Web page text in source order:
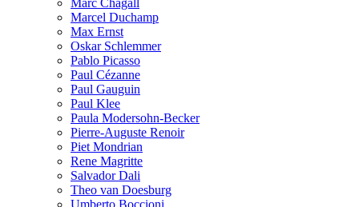
Marc Chagall
Marcel Duchamp
Max Ernst
Oskar Schlemmer
Pablo Picasso
Paul Cézanne
Paul Gauguin
Paul Klee
Paula Modersohn-Becker
Pierre-Auguste Renoir
Piet Mondrian
Rene Magritte
Salvador Dali
Theo van Doesburg
Umberto Boccioni